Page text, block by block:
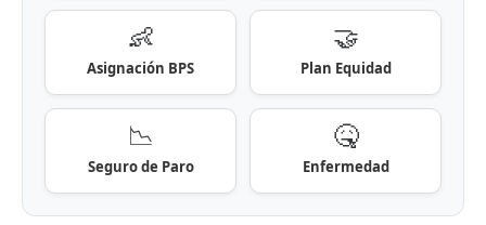
👶
Asignación BPS
🤝
Plan Equidad
📉
Seguro de Paro
🤒
Enfermedad